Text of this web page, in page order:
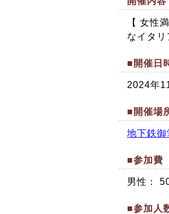
【 女性
なイタ
■開催日
2024年
■開催場
地下鉄
■参加費
男性：
■参加人